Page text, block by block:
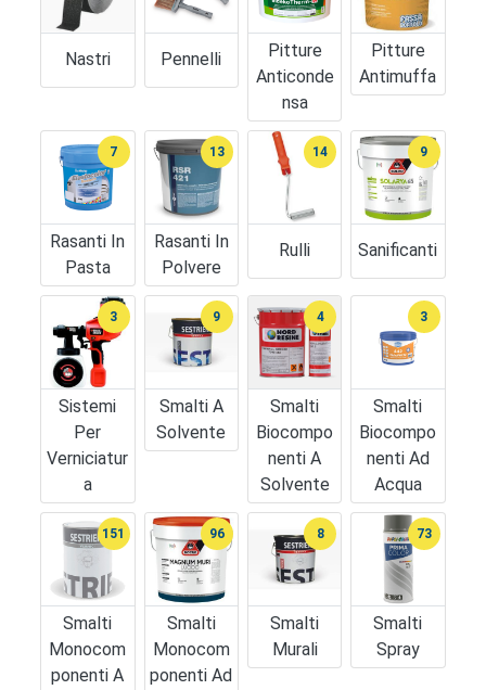
Nastri Pennelli
Pitture
Anticonde
Nsa
Pitture
Antimuffa
Rasanti In
Pasta
7
Rasanti In
Polvere
13
Rulli
14
Sanificanti
9
Sistemi
Per
Verniciatur
A
3
Smalti A
Solvente
9
Smalti
Biocompo
Nenti A
Solvente
4
Smalti
Biocompo
Nenti Ad
Acqua
3
Smalti
Monocom
Ponenti A
151
Smalti
Monocom
Ponenti Ad
96
Smalti
Murali
8
Smalti
Spray
73